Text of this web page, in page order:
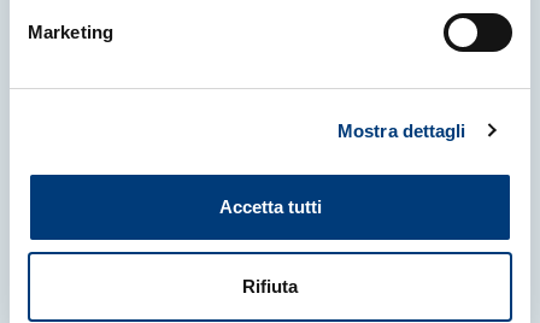
Marketing
Mostra dettagli
Accetta tutti
Rifiuta
Il Ministro Valditara in visita alla
N/R Laura Bassi
OGS – Istituto Nazionale di Oceanografia e
di Geofisica Sperimentale